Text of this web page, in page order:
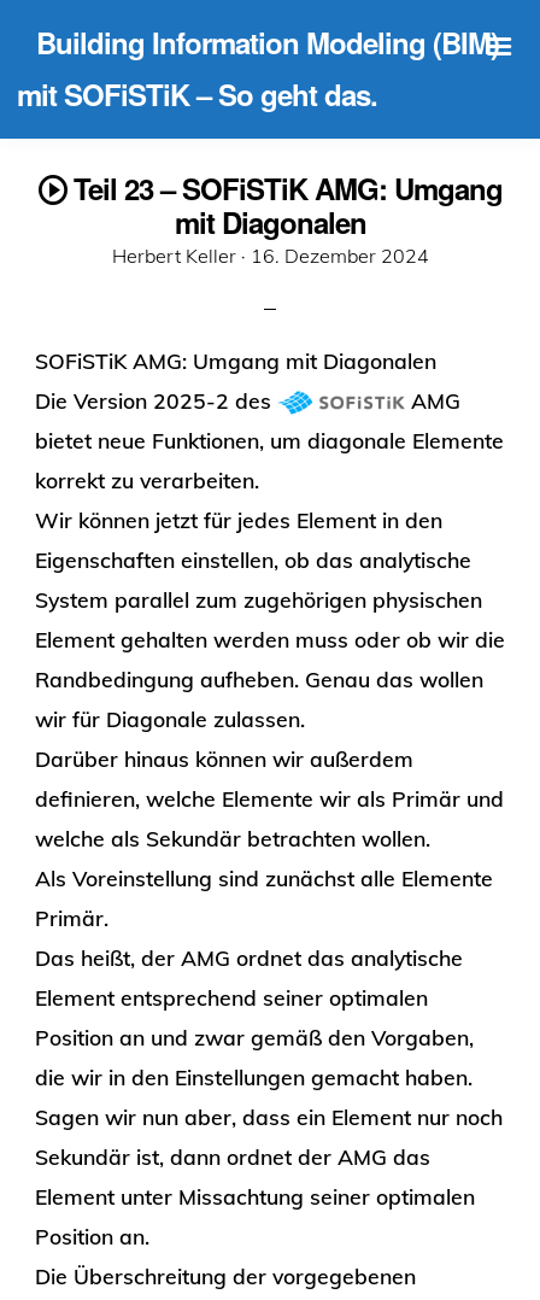
Building Information Modeling (BIM)
mit SOFiSTiK – So geht das.
Teil 23 – SOFiSTiK AMG: Umgang
mit Diagonalen
Herbert Keller · Veröffentlicht
16. Dezember 2024
SOFiSTiK AMG: Umgang mit Diagonalen
Die Version 2025-2 des
AMG
bietet neue Funktionen, um diagonale Elemente
korrekt zu verarbeiten.
Wir können jetzt für jedes Element in den
Eigenschaften einstellen, ob das analytische
System parallel zum zugehörigen physischen
Element gehalten werden muss oder ob wir die
Randbedingung aufheben. Genau das wollen
wir für Diagonale zulassen.
Darüber hinaus können wir außerdem
definieren, welche Elemente wir als Primär und
welche als Sekundär betrachten wollen.
Als Voreinstellung sind zunächst alle Elemente
Primär.
Das heißt, der AMG ordnet das analytische
Element entsprechend seiner optimalen
Position an und zwar gemäß den Vorgaben,
die wir in den Einstellungen gemacht haben.
Sagen wir nun aber, dass ein Element nur noch
Sekundär ist, dann ordnet der AMG das
Element unter Missachtung seiner optimalen
Position an.
Die Überschreitung der vorgegebenen